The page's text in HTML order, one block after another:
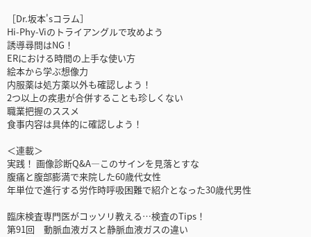
［Dr.坂本'sコラム］
Hi-Phy-Viのトライアングルで攻めよう
誘導尋問はNG！
ERにおける時間の上手な使い方
絵本から学ぶ想像力
内服薬は処方薬以外も確認しよう！
2つ以上の疾患が合併することも珍しくない
職業把握のススメ
食事内容は具体的に確認しよう！
＜連載＞
実践！ 画像診断Q&A―このサインを見落とすな
腹痛と腹部膨満で来院した60歳代女性
年単位で進行する労作時呼吸困難で紹介となった30歳代男性
臨床検査専門医がコッソリ教える…検査のTips！
第91回 動脈血液ガスと静脈血液ガスの違い